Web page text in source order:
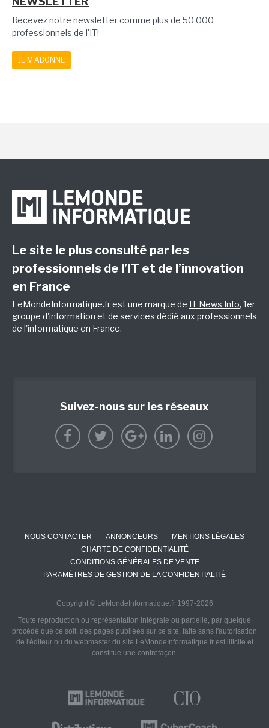
Recevez notre newsletter comme plus de 50 000
professionnels de l'IT!
JE M'ABONNE
Le site le plus consulté par les
professionnels de l’IT et de l’innovation
en France
LeMondeInformatique.fr est une marque de IT News Info, 1er
groupe d'information et de services dédié aux professionnels
de l'informatique en France.
Suivez-nous sur les réseaux
NOUS CONTACTER ANNONCEURS
MENTIONS LÉGALES
CHARTE DE CONFIDENTIALITÉ
CONDITIONS GÉNÉRALES DE VENTE
PARAMÈTRES DE GESTION DE LA CONFIDENTIALITÉ
Copyright © LeMondeInformatique.fr 1997-2026
Toute reproduction ou représentation intégrale ou partielle, par quelque
procédé que ce soit, des pages publiées sur ce site, faite sans l'autorisation
de l'éditeur ou du webmaster du site LeMondeInformatique.fr est illicite et
constitue une contrefaçon.